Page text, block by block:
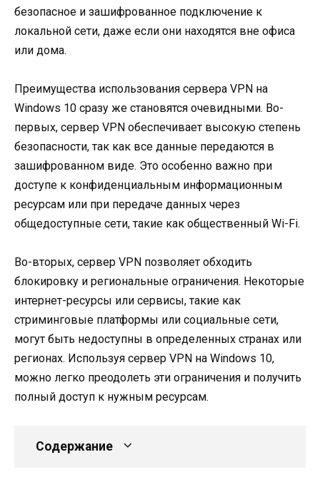
безопасное и зашифрованное подключение к
локальной сети, даже если они находятся вне офиса
или дома.
Преимущества использования сервера VPN на
Windows 10 сразу же становятся очевидными. Во-
первых, сервер VPN обеспечивает высокую степень
безопасности, так как все данные передаются в
зашифрованном виде. Это особенно важно при
доступе к конфиденциальным информационным
ресурсам или при передаче данных через
общедоступные сети, такие как общественный Wi-Fi.
Во-вторых, сервер VPN позволяет обходить
блокировку и региональные ограничения. Некоторые
интернет-ресурсы или сервисы, такие как
стриминговые платформы или социальные сети,
могут быть недоступны в определенных странах или
регионах. Используя сервер VPN на Windows 10,
можно легко преодолеть эти ограничения и получить
полный доступ к нужным ресурсам.
Содержание